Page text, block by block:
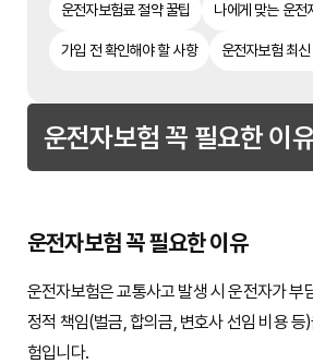
운전자보험료 절약 꿀팁 나에게 맞는 운전
가입 전 확인해야 할 사항 운전자보험 최
운전자보험 꼭 필요한 이
운전자보험 꼭 필요한 이유
운전자보험은 교통사고 발생 시 운전자가 부
정적 책임(벌금, 합의금, 변호사 선임 비용 등
험입니다.